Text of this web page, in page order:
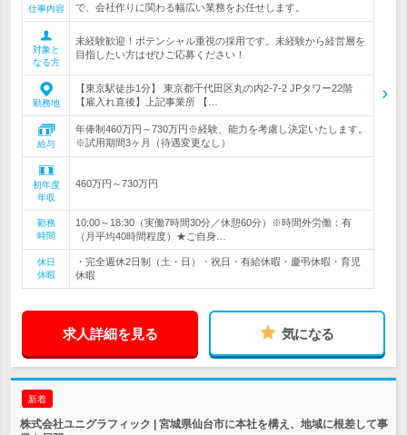
仕事内容
で、会社作りに関わる幅広い業務をお任せします。
対象と
なる方
未経験歓迎！ポテンシャル重視の採用です。未経験から経営層を
目指したい方はぜひご応募ください！
勤務地
【東京駅徒歩1分】 東京都千代田区丸の内2-7-2 JPタワー22階
【雇入れ直後】上記事業所 【…
給与
年俸制460万円～730万円※経験、能力を考慮し決定いたします。
※試用期間3ヶ月（待遇変更なし）
初年度
年収
460万円～730万円
勤務
時間
10:00～18:30（実働7時間30分／休憩60分）※時間外労働：有
（月平均40時間程度）★ご自身…
休日
休暇
・完全週休2日制（土・日）・祝日・有給休暇・慶弔休暇・育児
休暇
求人詳細を見る 気になる
新着
株式会社ユニグラフィック | 宮城県仙台市に本社を構え、地域に根差して事